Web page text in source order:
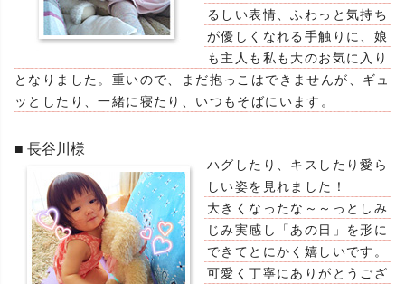
るしい表情、ふわっと気持ち
が優しくなれる手触りに、娘
も主人も私も大のお気に入り
となりました。重いので、まだ抱っこはできませんが、ギュ
ッとしたり、一緒に寝たり、いつもそばにいます。
■ 長谷川様
ハグしたり、キスしたり愛ら
しい姿を見れました！
大きくなったな～～っとしみ
じみ実感し「あの日」を形に
できてとにかく嬉しいです。
可愛く丁寧にありがとうござ